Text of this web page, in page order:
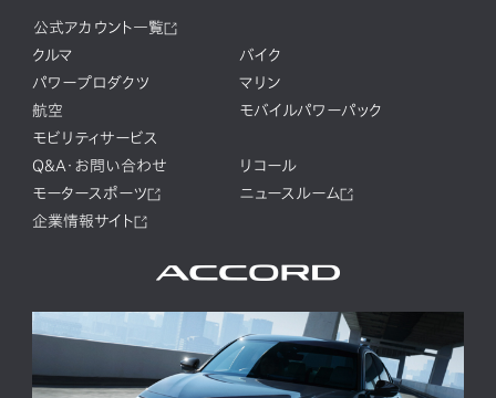
公式アカウント一覧
クルマ
バイク
パワープロダクツ
マリン
航空
モバイルパワーパック
モビリティサービス
Q&A・お問い合わせ
リコール
モータースポーツ
ニュースルーム
企業情報サイト